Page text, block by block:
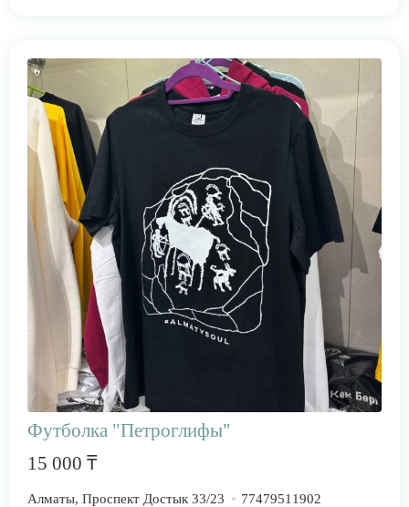
Футболка "Петроглифы"
15 000 ₸
Алматы, Проспект Достык 33/23 77479511902